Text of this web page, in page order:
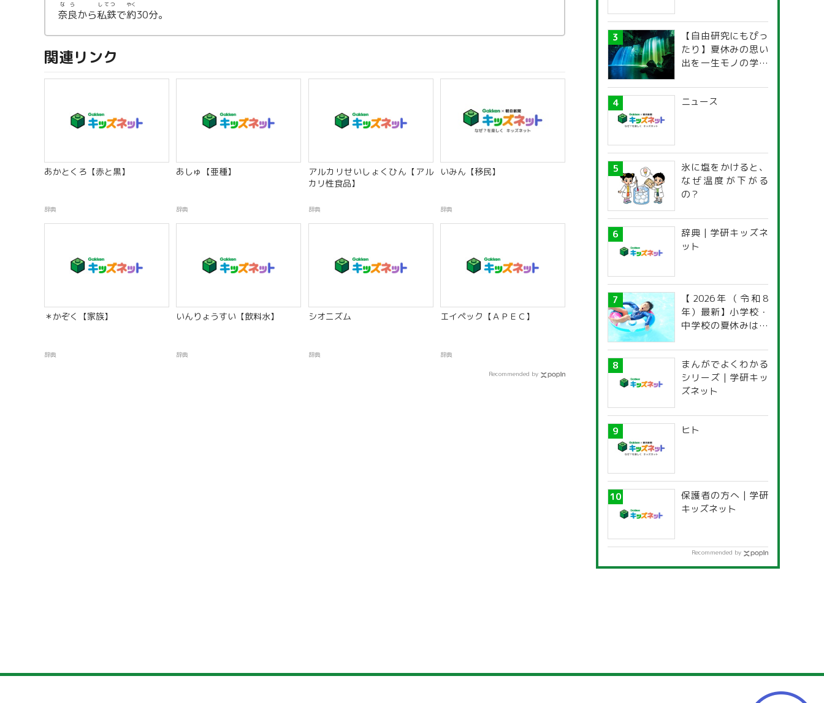
奈良
なら
から私鉄
してつ
で約
やく
30分。
関連リンク
あかとくろ【赤と黒】
辞典
あしゅ【亜種】
辞典
アルカリせいしょくひん【アル
カリ性食品】
辞典
いみん【移民】
辞典
＊かぞく【家族】
辞典
いんりょうすい【飲料水】
辞典
シオニズム
辞典
エイペック【ＡＰＥＣ】
辞典
Recommended by
【自由研究にもぴっ
たり】夏休みの思い
出を一生モノの学び
探究ガイド
ニュース
氷に塩をかけると、
なぜ温度が下がる
の？
辞典 | 学研キッズネ
ット
【2026年（令和8
年）最新】小学校・
中学校の夏休みはい
道府県別「夏季休暇
一覧」
まんがでよくわかる
シリーズ | 学研キッ
ズネット
ヒト
保護者の方へ | 学研
キッズネット
Recommended by